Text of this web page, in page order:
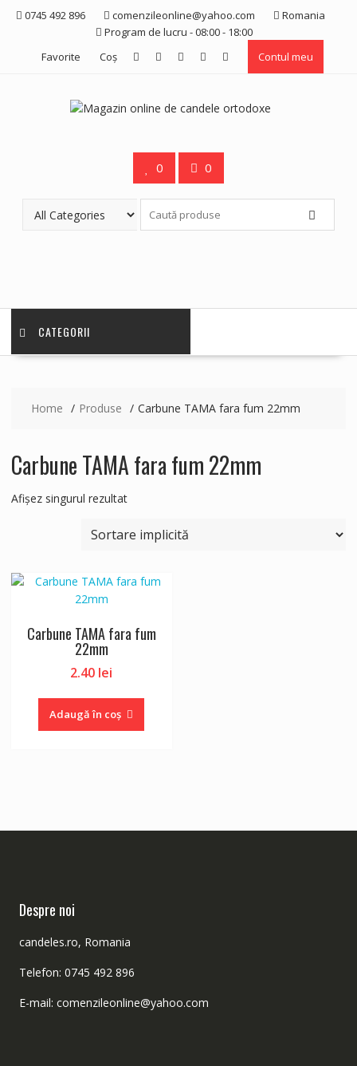
Skip 0745 492 896 comenzileonline@yahoo.com
Romania
Program de lucru - 08:00 - 18:00
Favorite
Coş Contul meu
0 0
CATEGORII
Home Produse Carbune TAMA fara fum 22mm
Carbune TAMA fara fum 22mm
Afișez singurul rezultat
Carbune TAMA fara fum
22mm
2.40 lei
Adaugă în coș
Despre noi
candeles.ro, Romania
Telefon: 0745 492 896
E-mail: comenzileonline@yahoo.com